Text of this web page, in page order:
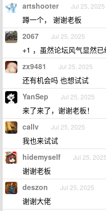
artshooter Jul 25, 2025
蹲一个， 谢谢老板
2067 Jul 25, 2025
+1 ，虽然论坛风气显然
zx9481 Jul 25, 2025
还有机会吗 也想试试
YanSep Jul 25, 2025
来了来了，谢谢老板！
callv Jul 25, 2025
我也来试试
hidemyself Jul 25, 2025
谢谢老板
deszon Jul 25, 2025
谢谢大佬